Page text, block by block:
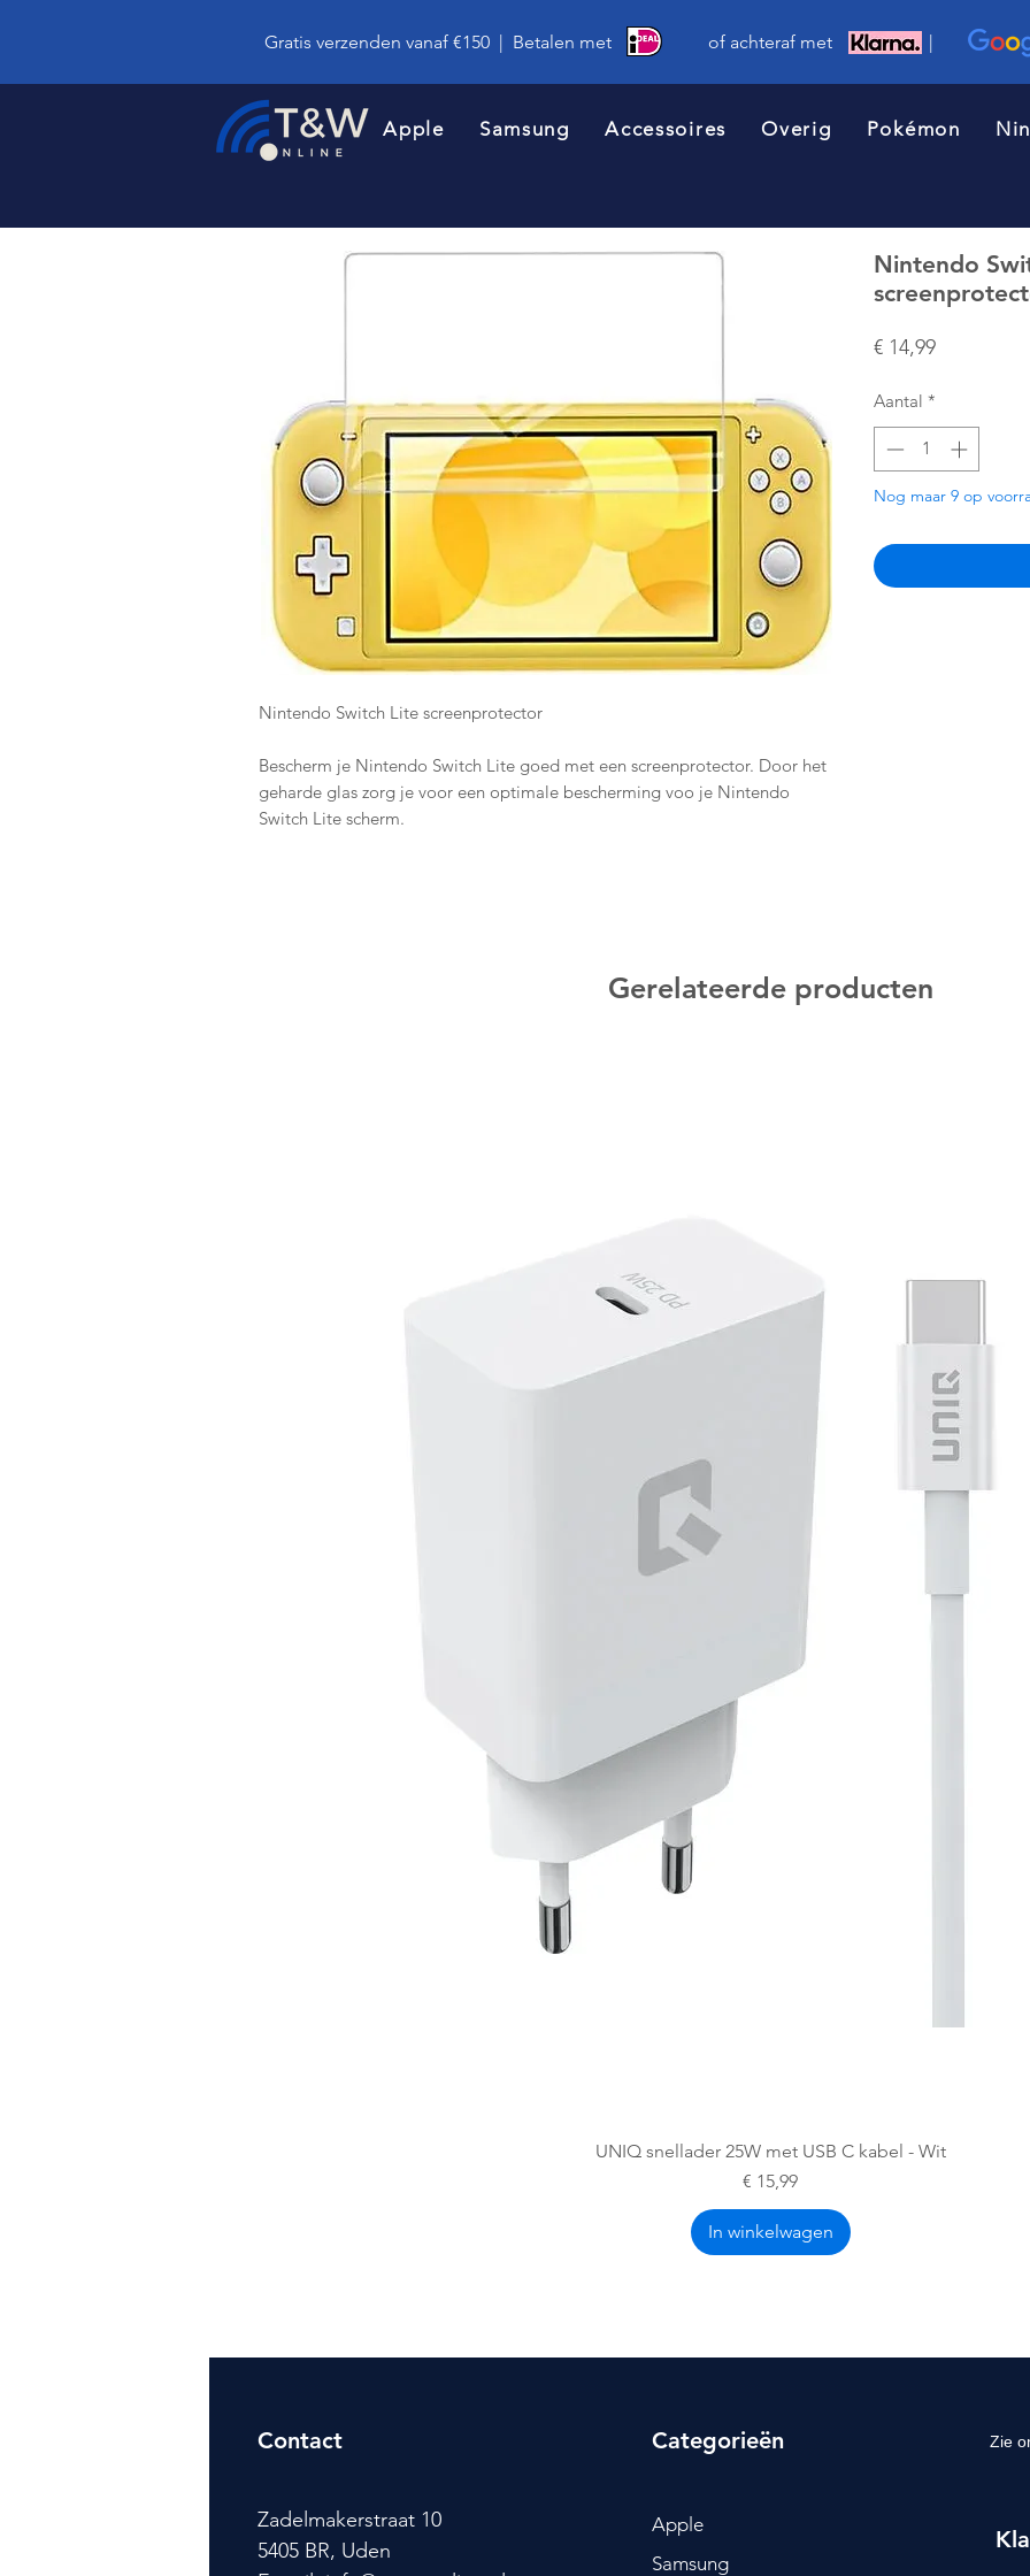
Gratis verzenden vanaf €150 | Betalen met of achteraf met |
Apple Samsung Accessoires Overig Pokémon
Nintendo Switch Lite screenprotector
Bescherm je Nintendo Switch Lite goed met een screenprotector. Door het
geharde glas zorg je voor een optimale bescherming voo je Nintendo
Switch Lite scherm.
Nintendo
€ 14,99Prijs
Aantal *
Nog maar 9 op
Gerelateerde producten
Snel overzicht
UNIQ snellader 25W met USB C kabel - Wit
Prijs
€ 15,99
In winkelwagen
Contact
Zadelmakerstraat 10
5405 BR, Uden
Categorieën
Apple
Samsung
Zie